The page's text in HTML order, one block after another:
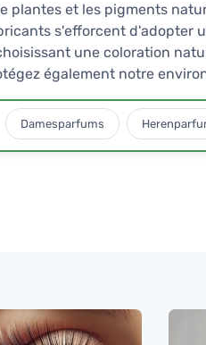
plantes et les pigments
s'efforcent d'adopter
une coloration
également notre
Damesparfums